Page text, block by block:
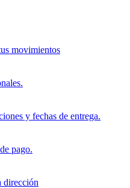
movimientos
y fechas de entrega.
pago.
dirección